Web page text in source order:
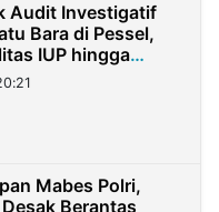
Audit Investigatif
Bara di Pessel,
IUP hingga
Mabes Polri,
Berantas